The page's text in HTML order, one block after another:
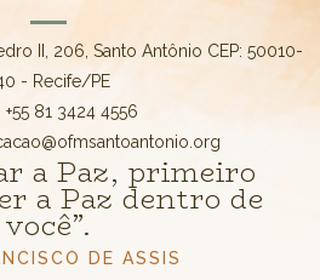
II, 206, Santo Antônio CEP: 50010-
- Recife/PE
+55 81 3424 4556
a Paz, primeiro
a Paz dentro de
você”.
DE ASSIS